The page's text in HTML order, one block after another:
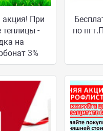
акция! При
теплицы -
на
3%
по